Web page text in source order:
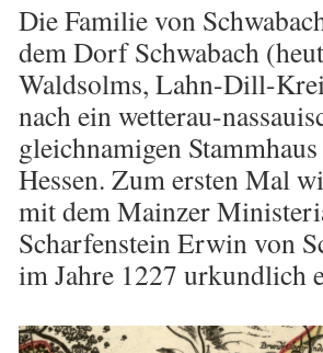
Die Familie von
dem Dorf Schwabach
Waldsolms, Lahn-Dill-
nach ein wetterau-
gleichnamigen
Hessen. Zum ersten Mal
mit dem Mainzer
Scharfenstein Erwin von
im Jahre 1227 urkundlich